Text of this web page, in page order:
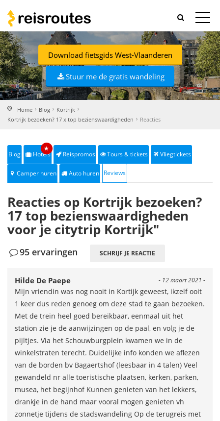
Download fietsgids West-Vlaanderen
Stuur me de gratis wandeling
Home Blog
Kortrijk
Kortrijk bezoeken? 17 x top bezienswaardigheden
Reacties
Blog Hotels
★
Reispromos Tours & tickets Vliegtickets
Camper huren Auto huren Reviews
Reacties op Kortrijk bezoeken?
17 top bezienswaardigheden
voor je citytrip Kortrijk"
95 ervaringen SCHRIJF JE REACTIE
- 12 maart 2021 -
Hilde De Paepe
Mijn vriendin was nog nooit in Kortijk geweest, ikzelf ooit
1 keer dus reden genoeg om deze stad te gaan bezoeken.
Met de trein heel goed bereikbaar, eenmaal uit het
station zie je de aanwijzingen op de paal, en volg je de
pijltjes. Via het Schouwburgplein kwamen we in de
winkelstraten terecht. Duidelijke info konden we aflezen
van de borden bv Bagaertshof (leesbaar in 4 talen) Veel
gewandeld nr alle toeristische plaatsen, kerken, parken,
musea, het begijnhof Kunnen genieten van het lekkers,
drankje in de hand maar vooral mogen genieten vh
zonnetje tijdens de stadswandeling Op de terugreis met